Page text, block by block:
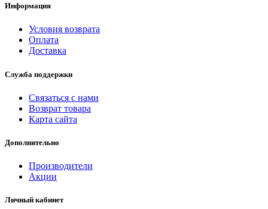
Информация
Условия возврата
Оплата
Доставка
Служба поддержки
Связаться с нами
Возврат товара
Карта сайта
Дополнительно
Производители
Акции
Личный кабинет